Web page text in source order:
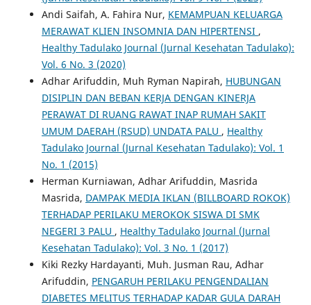
Andi Saifah, A. Fahira Nur, KEMAMPUAN KELUARGA
MERAWAT KLIEN INSOMNIA DAN HIPERTENSI ,
Healthy Tadulako Journal (Jurnal Kesehatan Tadulako):
Vol. 6 No. 3 (2020)
Adhar Arifuddin, Muh Ryman Napirah, HUBUNGAN
DISIPLIN DAN BEBAN KERJA DENGAN KINERJA
PERAWAT DI RUANG RAWAT INAP RUMAH SAKIT
UMUM DAERAH (RSUD) UNDATA PALU , Healthy
Tadulako Journal (Jurnal Kesehatan Tadulako): Vol. 1
No. 1 (2015)
Herman Kurniawan, Adhar Arifuddin, Masrida
Masrida, DAMPAK MEDIA IKLAN (BILLBOARD ROKOK)
TERHADAP PERILAKU MEROKOK SISWA DI SMK
NEGERI 3 PALU , Healthy Tadulako Journal (Jurnal
Kesehatan Tadulako): Vol. 3 No. 1 (2017)
Kiki Rezky Hardayanti, Muh. Jusman Rau, Adhar
Arifuddin, PENGARUH PERILAKU PENGENDALIAN
DIABETES MELITUS TERHADAP KADAR GULA DARAH